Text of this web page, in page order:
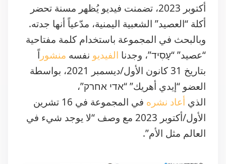
أكتوبر 2023، تضمنت فيديو يُظهر مسنة تحضر
أكلة “العصيد” الشعبية اليمنية، مدّعياً أنها جدته.
وبالبحث في المجموعة باستخدام كلمة مفتاحية
“عصيد” “עָסִיד”، وجدنا الفيديو نفسه منشوراً
بتاريخ 31 كانون الأول/ديسمبر 2021، بواسطة
العضو “إيدي أهريك” “אדי אחרק”،
الذي أعاد نشره
في المجموعة في 16 تشرين
الأول/أكتوبر 2023 مع وصف “لا يوجد شيء في
العالم مثل الأم”.